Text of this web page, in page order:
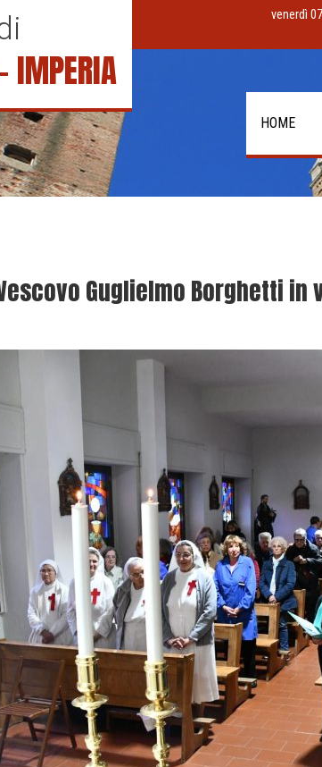
venerdì
IMPERIA
HOME
Guglielmo Borghetti